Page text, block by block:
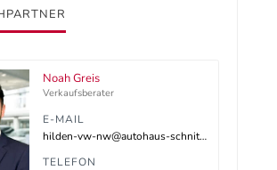
Noah Greis
Verkaufsberater
E-MAIL
hilden-vw-nw@autohaus-schnitzler.dealerdesk.de
TELEFON